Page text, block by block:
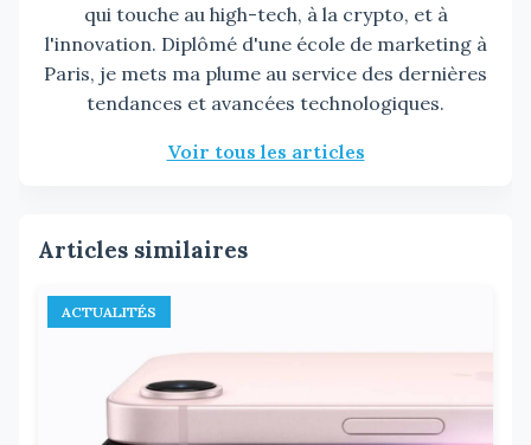
qui touche au high-tech, à la crypto, et à
l'innovation. Diplômé d'une école de marketing à
Paris, je mets ma plume au service des dernières
tendances et avancées technologiques.
Voir tous les articles
Articles similaires
ACTUALITÉS